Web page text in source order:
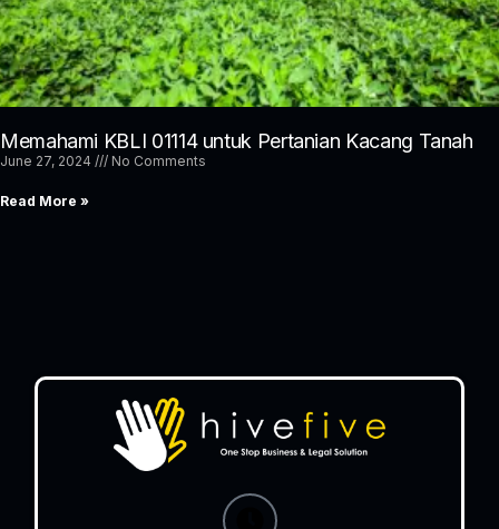
Memahami KBLI 01114 untuk Pertanian Kacang Tanah
June 27, 2024 No Comments
Read More »